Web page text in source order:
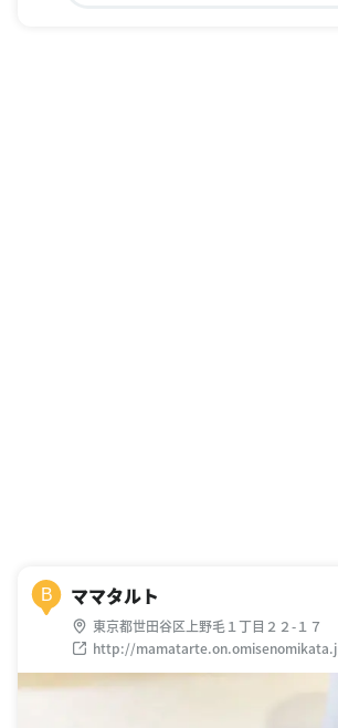
B ママタルト
東京都世田谷区上野毛１丁目２２-１７
http://